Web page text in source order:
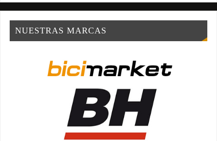
NUESTRAS MARCAS